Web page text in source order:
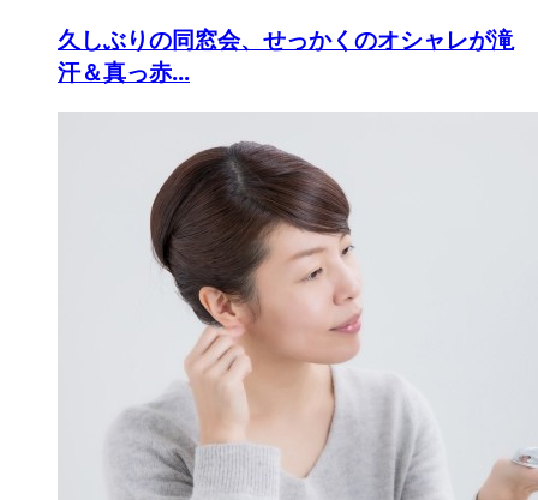
久しぶりの同窓会、せっかくのオシャレが滝
汗＆真っ赤...